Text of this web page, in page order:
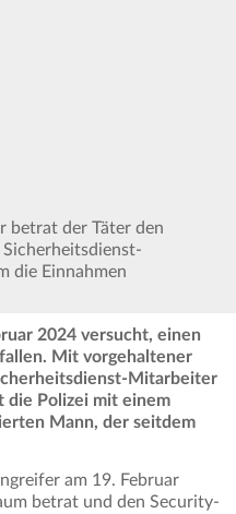
betrat der Täter den
die Einnahmen
2024 versucht, einen
Mit vorgehaltener
Mitarbeiter
die Polizei mit einem
Mann, der seitdem
am 19. Februar
betrat und den Security-